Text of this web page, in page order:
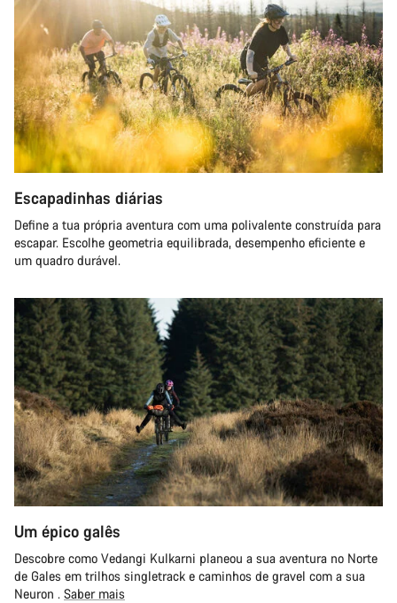
Escapadinhas diárias
Define a tua própria aventura com uma polivalente construída para
escapar. Escolhe geometria equilibrada, desempenho eficiente e
um quadro durável.
Um épico galês
Descobre como Vedangi Kulkarni planeou a sua aventura no Norte
de Gales em trilhos singletrack e caminhos de gravel com a sua
Neuron . Saber mais